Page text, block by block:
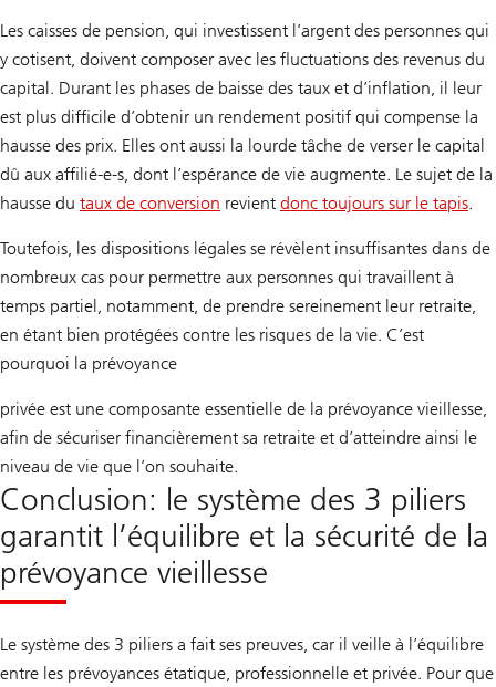
Les caisses de pension, qui investissent l’argent des personnes qui
y cotisent, doivent composer avec les fluctuations des revenus du
capital. Durant les phases de baisse des taux et d’inflation, il leur
est plus difficile d’obtenir un rendement positif qui compense la
hausse des prix. Elles ont aussi la lourde tâche de verser le capital
dû aux affilié-e-s, dont l’espérance de vie augmente. Le sujet de la
hausse du taux de conversion revient donc toujours sur le tapis.
Toutefois, les dispositions légales se révèlent insuffisantes dans de
nombreux cas pour permettre aux personnes qui travaillent à
temps partiel, notamment, de prendre sereinement leur retraite,
en étant bien protégées contre les risques de la vie. C’est
pourquoi la prévoyance
privée est une composante essentielle de la prévoyance vieillesse,
afin de sécuriser financièrement sa retraite et d’atteindre ainsi le
niveau de vie que l’on souhaite.
Conclusion: le système des 3 piliers
garantit l’équilibre et la sécurité de la
prévoyance vieillesse
Le système des 3 piliers a fait ses preuves, car il veille à l’équilibre
entre les prévoyances étatique, professionnelle et privée. Pour que